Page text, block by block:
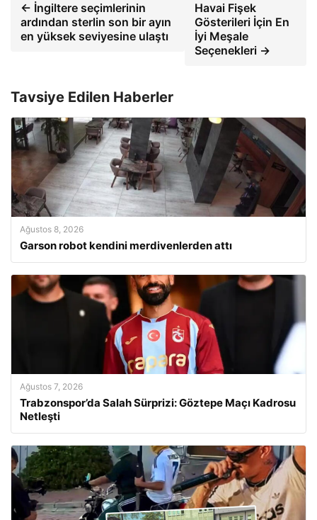
← İngiltere seçimlerinin
ardından sterlin son bir ayın
en yüksek seviyesine ulaştı
Havai Fişek
Gösterileri İçin En
İyi Meşale
Seçenekleri →
Tavsiye Edilen Haberler
Ağustos 8, 2026
Garson robot kendini merdivenlerden attı
Ağustos 7, 2026
Trabzonspor’da Salah Sürprizi: Göztepe Maçı Kadrosu
Netleşti